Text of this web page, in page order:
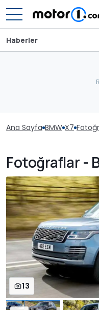
Haberler
Ana Sayfa BMW X7
Fotoğraflar -
13